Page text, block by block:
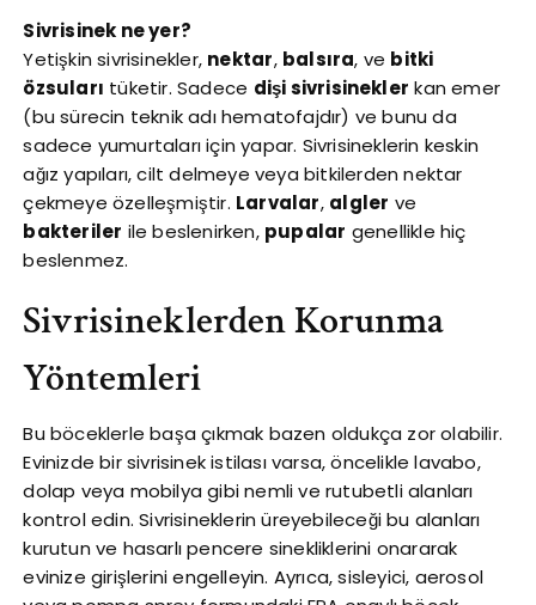
Sivrisinek ne yer?
Yetişkin sivrisinekler, nektar, balsıra, ve bitki
özsuları tüketir. Sadece dişi sivrisinekler kan emer
(bu sürecin teknik adı hematofajdır) ve bunu da
sadece yumurtaları için yapar. Sivrisineklerin keskin
ağız yapıları, cilt delmeye veya bitkilerden nektar
çekmeye özelleşmiştir. Larvalar, algler ve
bakteriler ile beslenirken, pupalar genellikle hiç
beslenmez.
Sivrisineklerden Korunma
Yöntemleri
Bu böceklerle başa çıkmak bazen oldukça zor olabilir.
Evinizde bir sivrisinek istilası varsa, öncelikle lavabo,
dolap veya mobilya gibi nemli ve rutubetli alanları
kontrol edin. Sivrisineklerin üreyebileceği bu alanları
kurutun ve hasarlı pencere sinekliklerini onararak
evinize girişlerini engelleyin. Ayrıca, sisleyici, aerosol